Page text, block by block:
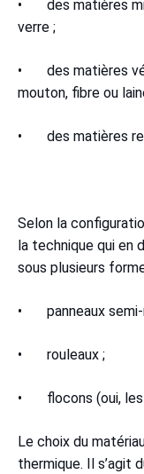
• des matières
verre ;
• des matières
mouton, fibre ou
• des matières
Selon la
la technique qui en
sous plusieurs
• panneaux semi-
• rouleaux ;
• flocons (oui, les
Le choix du
thermique. Il s’agit